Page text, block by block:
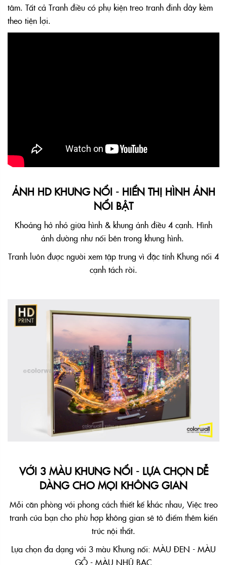
tâm. Tất cả Tranh điều có phụ kiện treo tranh đinh dây kèm
theo tiện lợi.
ẢNH HD KHUNG NỔI - HIỂN THỊ HÌNH ẢNH
NỔI BẬT
Khoảng hở nhỏ giữa hình & khung ảnh điều 4 cạnh. Hình
ảnh dường như nổi bên trong khung hình.
Tranh luôn được người xem tập trung vì đặc tính Khung nổi 4
cạnh tách rời.
VỚI 3 MÀU KHUNG NỔI - LỰA CHỌN DỄ
DÀNG CHO MỌI KHÔNG GIAN
Mỗi căn phòng với phong cách thiết kế khác nhau, Việc treo
tranh của bạn cho phù hợp không gian sẽ tô điểm thêm kiến
trúc nội thất.
Lựa chọn đa dạng với 3 màu Khung nổi: MÀU ĐEN - MÀU
GỖ - MÀU NHŨ BẠC